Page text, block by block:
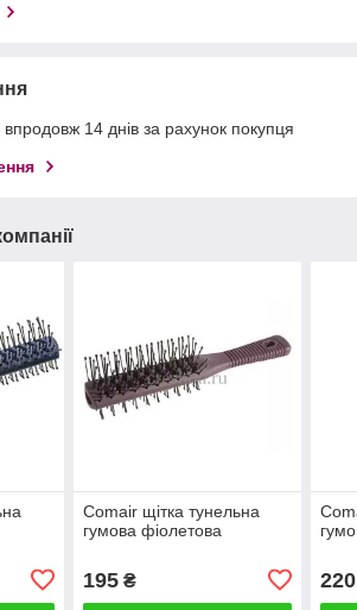
14 днів за рахунок покупця
Comair щітка тунельна
гумова фіолетова
195₴ 220